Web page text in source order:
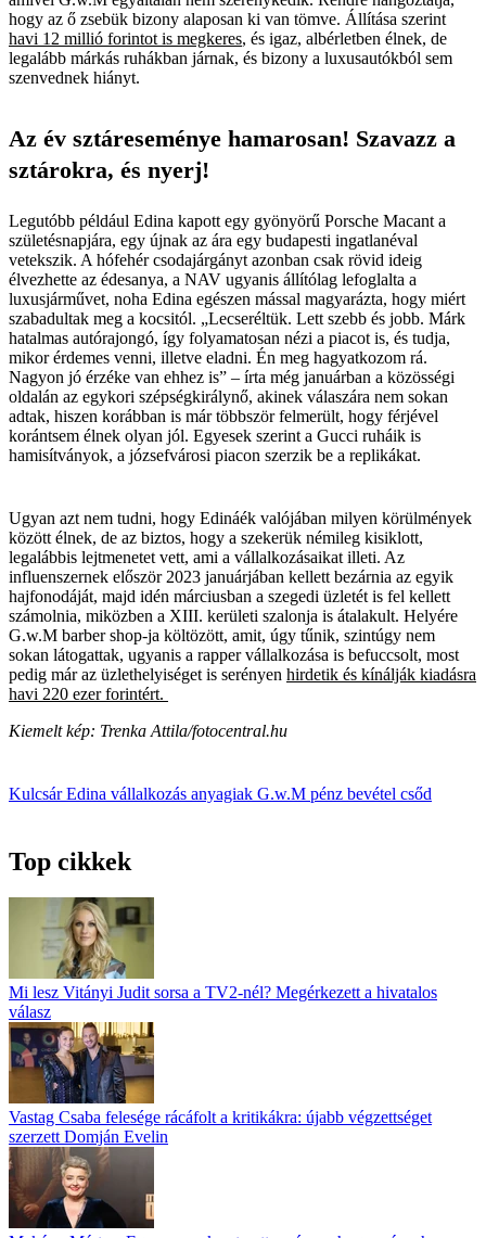
hogy az ő zsebük bizony alaposan ki van tömve. Állítása szerint
havi 12 millió forintot is megkeres, és igaz, albérletben élnek, de
legalább márkás ruhákban járnak, és bizony a luxusautókból sem
szenvednek hiányt.
Az év sztáreseménye hamarosan! Szavazz a
sztárokra, és nyerj!
Legutóbb például Edina kapott egy gyönyörű Porsche Macant a
születésnapjára, egy újnak az ára egy budapesti ingatlanéval
vetekszik. A hófehér csodajárgányt azonban csak rövid ideig
élvezhette az édesanya, a NAV ugyanis állítólag lefoglalta a
luxusjárművet, noha Edina egészen mással magyarázta, hogy miért
szabadultak meg a kocsitól. „Lecseréltük. Lett szebb és jobb. Márk
hatalmas autórajongó, így folyamatosan nézi a piacot is, és tudja,
mikor érdemes venni, illetve eladni. Én meg hagyatkozom rá.
Nagyon jó érzéke van ehhez is” – írta még januárban a közösségi
oldalán az egykori szépségkirálynő, akinek válaszára nem sokan
adtak, hiszen korábban is már többször felmerült, hogy férjével
korántsem élnek olyan jól. Egyesek szerint a Gucci ruháik is
hamisítványok, a józsefvárosi piacon szerzik be a replikákat.
Ugyan azt nem tudni, hogy Edináék valójában milyen körülmények
között élnek, de az biztos, hogy a szekerük némileg kisiklott,
legalábbis lejtmenetet vett, ami a vállalkozásaikat illeti. Az
influenszernek először 2023 januárjában kellett bezárnia az egyik
hajfonodáját, majd idén márciusban a szegedi üzletét is fel kellett
számolnia, miközben a XIII. kerületi szalonja is átalakult. Helyére
G.w.M barber shop-ja költözött, amit, úgy tűnik, szintúgy nem
sokan látogattak, ugyanis a rapper vállalkozása is befuccsolt, most
pedig már az üzlethelyiséget is serényen hirdetik és kínálják kiadásra
havi 220 ezer forintért.
Kiemelt kép: Trenka Attila/fotocentral.hu
Kulcsár Edina vállalkozás anyagiak G.w.M pénz bevétel csőd
Top cikkek
Mi lesz Vitányi Judit sorsa a TV2-nél? Megérkezett a hivatalos
válasz
Vastag Csaba felesége rácáfolt a kritikákra: újabb végzettséget
szerzett Domján Evelin